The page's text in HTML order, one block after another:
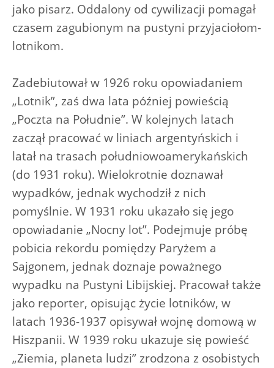
jako pisarz. Oddalony od cywilizacji pomagał
czasem zagubionym na pustyni przyjaciołom-
lotnikom.
Zadebiutował w 1926 roku opowiadaniem
„Lotnik”, zaś dwa lata później powieścią
„Poczta na Południe”. W kolejnych latach
zaczął pracować w liniach argentyńskich i
latał na trasach południowoamerykańskich
(do 1931 roku). Wielokrotnie doznawał
wypadków, jednak wychodził z nich
pomyślnie. W 1931 roku ukazało się jego
opowiadanie „Nocny lot”. Podejmuje próbę
pobicia rekordu pomiędzy Paryżem a
Sajgonem, jednak doznaje poważnego
wypadku na Pustyni Libijskiej. Pracował także
jako reporter, opisując życie lotników, w
latach 1936-1937 opisywał wojnę domową w
Hiszpanii. W 1939 roku ukazuje się powieść
„Ziemia, planeta ludzi” zrodzona z osobistych